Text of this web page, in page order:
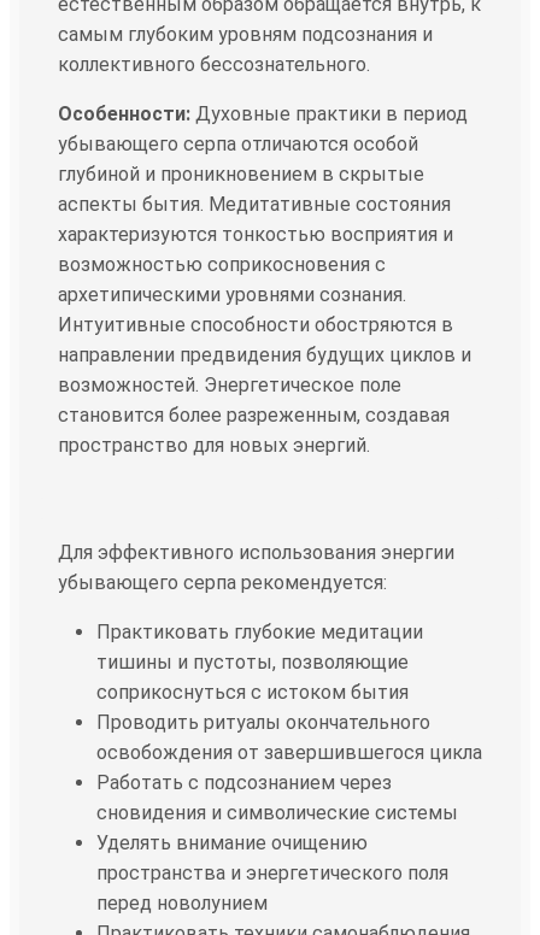
самым глубоким уровням подсознания и
коллективного бессознательного.
Особенности: Духовные практики в период
убывающего серпа отличаются особой
глубиной и проникновением в скрытые
аспекты бытия. Медитативные состояния
характеризуются тонкостью восприятия и
возможностью соприкосновения с
архетипическими уровнями сознания.
Интуитивные способности обостряются в
направлении предвидения будущих циклов и
возможностей. Энергетическое поле
становится более разреженным, создавая
пространство для новых энергий.
Для эффективного использования энергии
убывающего серпа рекомендуется:
Практиковать глубокие медитации
тишины и пустоты, позволяющие
соприкоснуться с истоком бытия
Проводить ритуалы окончательного
освобождения от завершившегося цикла
Работать с подсознанием через
сновидения и символические системы
Уделять внимание очищению
пространства и энергетического поля
перед новолунием